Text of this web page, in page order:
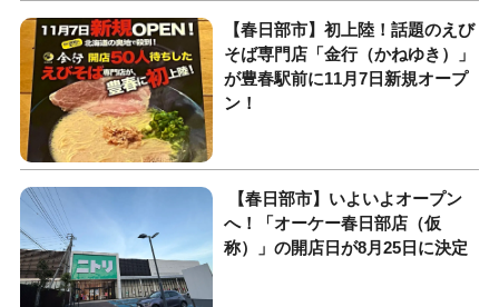
【春日部市】初上陸！話題のえび
そば専門店「金行（かねゆき）」
が豊春駅前に11月7日新規オープ
ン！
【春日部市】いよいよオープン
へ！「オーケー春日部店（仮
称）」の開店日が8月25日に決定